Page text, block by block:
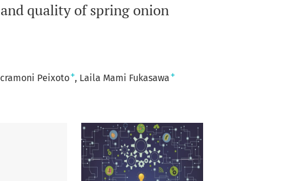
quality of spring onion
Peixoto+ Laila Mami Fukasawa +